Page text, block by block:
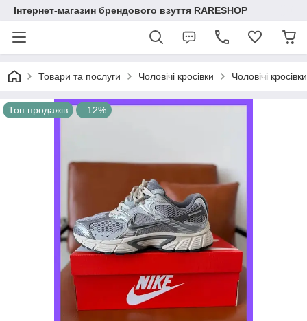
Інтернет-магазин брендового взуття RARESHOP
Товари та послуги Чоловічі кросівки Чоловічі
Топ продажів –12%